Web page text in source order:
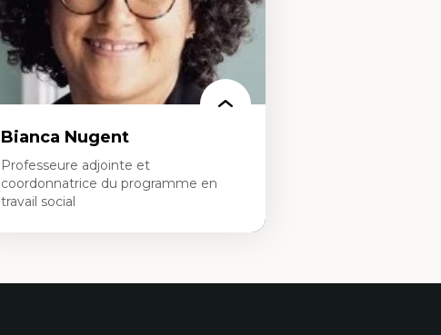
Bianca Nugent
Professeure adjointe et
coordonnatrice du programme en
travail social
Travail social, action et justice sociale